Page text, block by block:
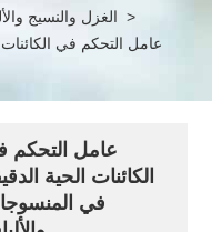
الغزل والنسيج >
عامل التحكم في
عامل التحكم
الكائنات الحية
في